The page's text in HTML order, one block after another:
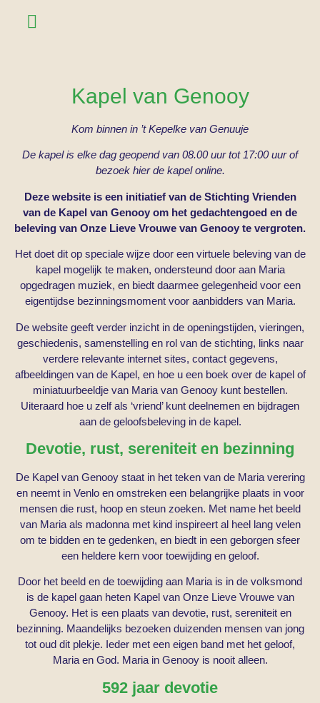
Kapel van Genooy
Kom binnen in ’t Kepelke van Genuuje
De kapel is elke dag geopend van 08.00 uur tot 17:00 uur of
bezoek hier de kapel online.
Deze website is een initiatief van de Stichting Vrienden
van de Kapel van Genooy om het gedachtengoed en de
beleving van Onze Lieve Vrouwe van Genooy te vergroten.
Het doet dit op speciale wijze door een virtuele belevingvan de
kapel mogelijk te maken, ondersteund door aan Maria
opgedragen muziek, en biedt daarmee gelegenheid voor een
eigentijdse bezinningsmoment voor aanbidders van Maria.
De website geeft verder inzicht in de openingstijden, vieringen,
geschiedenis, samenstelling en rol van de stichting, links naar
verdere relevante internet sites, contactgegevens,
afbeeldingenvan de Kapel, en hoe u een boek over de kapel of
miniatuurbeeldje van Maria van Genooy kunt bestellen.
Uiteraard hoe u zelf als ‘vriend’ kunt deelnemen en bijdragen
aan de geloofsbeleving in de kapel.
Devotie, rust, sereniteit en bezinning
De Kapel van Genooy staat in het teken van de Maria verering
en neemt in Venlo en omstreken een belangrijke plaats in voor
mensen die rust, hoop en steun zoeken. Met name het beeld
van Maria als madonna met kind inspireert al heel lang velen
om te bidden en te gedenken, en biedt in een geborgen sfeer
een heldere kern voor toewijding en geloof.
Door het beeld en de toewijding aan Maria is in de volksmond
is de kapel gaan heten Kapel van Onze Lieve Vrouwe van
Genooy. Het is een plaats van devotie, rust, sereniteit en
bezinning. Maandelijks bezoeken duizenden mensen van jong
tot oud dit plekje. Ieder met een eigen band met het geloof,
Maria en God. Maria in Genooy is nooit alleen.
592 jaar devotie